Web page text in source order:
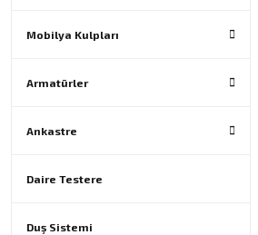
Mobilya Kulpları
Armatürler
Ankastre
Daire Testere
Duş Sistemi